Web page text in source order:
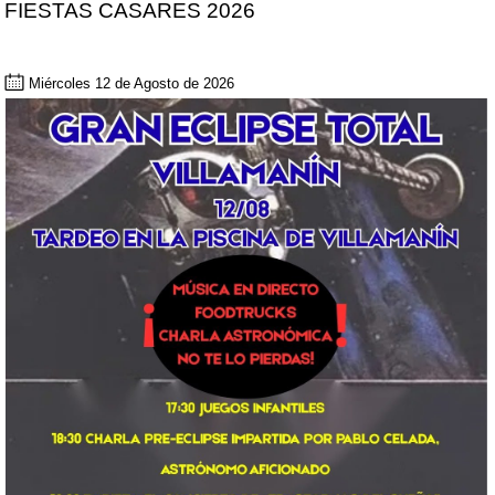
FIESTAS CASARES 2026
Miércoles 12 de Agosto de 2026